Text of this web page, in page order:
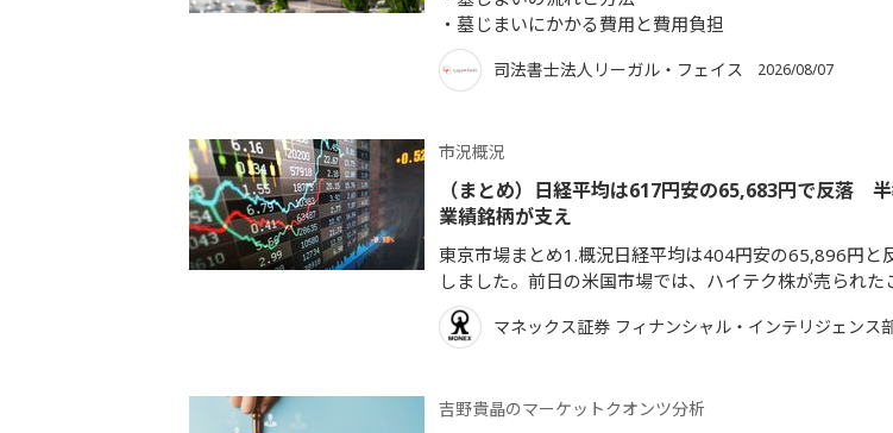
墓じまいにかかる費用と費用負担
司法書士法人リーガル・フェイス 2026/08/07
市況概況
（まとめ）日経平均は617円安の65,683円で反落
業績銘柄が支え
東京市場まとめ1.概況日経平均は404円安の65,896円と
しました。前日の米国市場では、ハイテク株が売られた
マネックス証券 フィナンシャル・インテリジェンス
吉野貴晶のマーケットクオンツ分析